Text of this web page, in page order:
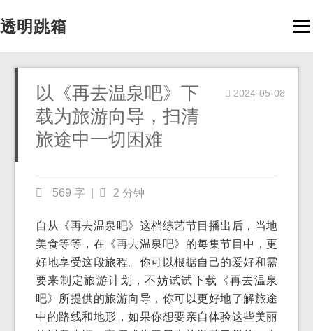
透明跳箱
以《再去温泉吧》下
载为旅游向导，扫清
旅途中一切困难
2024-05-08
569 字 2 分钟
自从《再去温泉吧》这档综艺节目播出后，当地
美食等等，在《再去温泉吧》的每集节目中，更
好地享受这段旅程。你可以根据自己的爱好和需
要来制定旅游计划，不妨试试下载《再去温泉
吧》所提供的旅游向导，你可以更好地了解旅途
中的路线和地形，如果你想要亲自体验这些美丽